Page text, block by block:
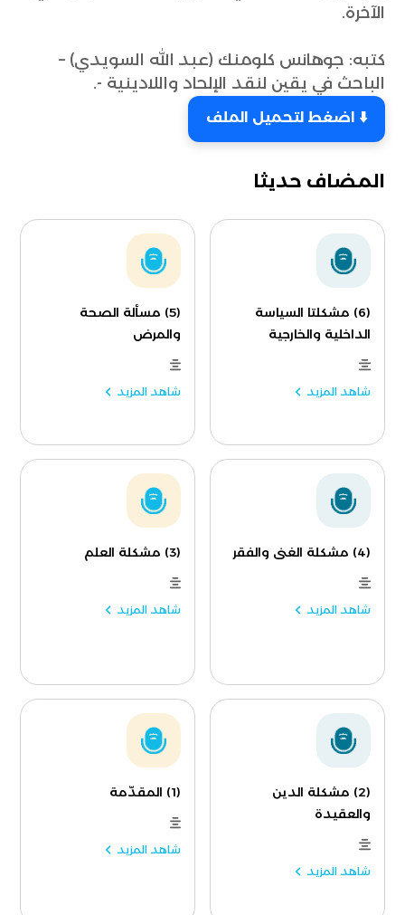
الآخرة.
كتبه: جوهانس كلومنك (عبد الله السويدي) –
الباحث في يقين لنقد الإلحاد واللادينية -.
⬇️ اضغط لتحميل الملف
المضاف حديثا
(6) مشكلتا السياسة
الداخلية والخارجية
شاهد المزيد
(5) مسألة الصحة
والمرض
شاهد المزيد
(4) مشكلة الغنى والفقر
شاهد المزيد
(3) مشكلة العلم
شاهد المزيد
(2) مشكلة الدين
والعقيدة
شاهد المزيد
(1) المقدّمة
شاهد المزيد